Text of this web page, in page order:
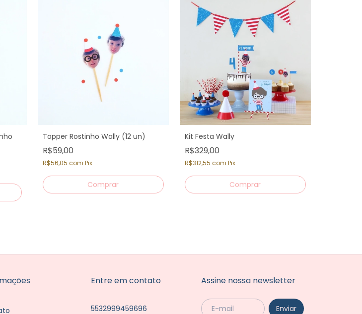
Topper Rostinho Wally (12 un)
R$59,00
R$56,05 com Pix
Kit Festa Wally
R$329,00
R$312,55 com Pix
Entre em contato
5532999459696
Assine nossa newsletter